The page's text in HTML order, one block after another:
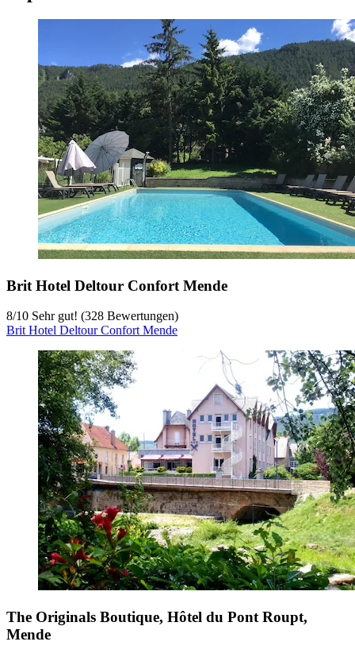
Brit Hotel Deltour Confort Mende
8/10 Sehr gut! (328 Bewertungen)
Brit Hotel Deltour Confort Mende
The Originals Boutique, Hôtel du Pont Roupt,
Mende